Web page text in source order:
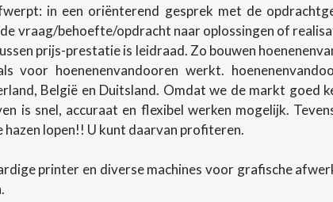
in een oriënterend gesprek met de
vraag/behoefte/opdracht naar oplossingen of
prijs-prestatie is leidraad. Zo bouwen
hoenenenvandooren werkt.
België en Duitsland. Omdat we de markt goed
is snel, accuraat en flexibel werken mogelijk.
lopen!! U kunt daarvan profiteren.
printer en diverse machines voor grafische